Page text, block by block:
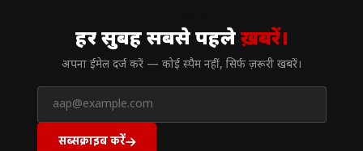
हर सुबह सबसे पहलेख़बरें।
अपना ईमेल दर्ज करें — कोई स्पैम नहीं, सिर्फ ज़रूरी खबरें।
सब्सक्राइब करें